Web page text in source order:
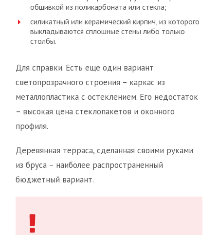
обшивкой из поликарбоната или стекла;
силикатный или керамический кирпич, из которого
выкладываются сплошные стены либо только
столбы.
Для справки. Есть еще один вариант
светопрозрачного строения – каркас из
металлопластика с остеклением. Его недостаток
– высокая цена стеклопакетов и оконного
профиля.
Деревянная терраса, сделанная своими руками
из бруса – наиболее распространенный
бюджетный вариант.